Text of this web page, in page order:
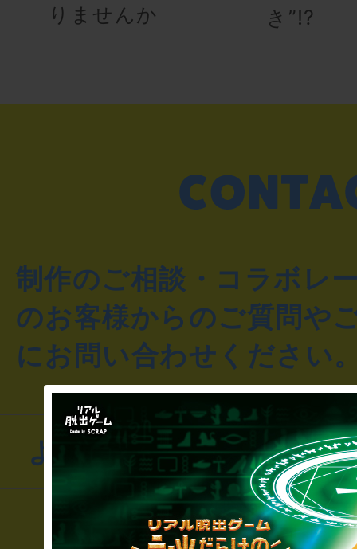
りませんか
き”!?
制作のご相談・コラボレ
のお客様からのご質問や
にお問い合わせください
よくあるお問い合わせ